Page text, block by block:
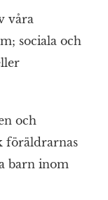
våra
sociala och
och
föräldrarnas
barn inom